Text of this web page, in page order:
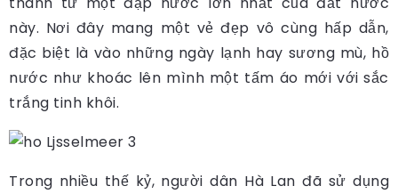
này. Nơi đây mang một vẻ đẹp vô cùng hấp dẫn,
đặc biệt là vào những ngày lạnh hay sương mù, hồ
nước như khoác lên mình một tấm áo mới với sắc
trắng tinh khôi.
Trong nhiều thế kỷ, người dân Hà Lan đã sử dụng